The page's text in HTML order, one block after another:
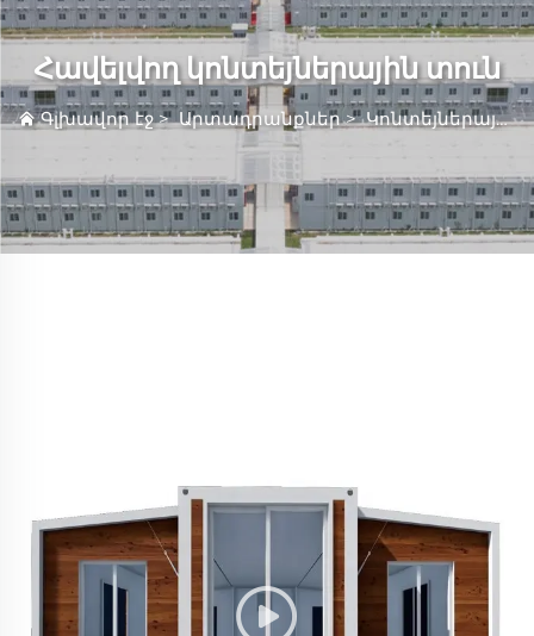
Հավելվող կոնտեյներային տուն
Գլխավոր էջ>Արտադրանքներ>Կոնտեյներային Տուն